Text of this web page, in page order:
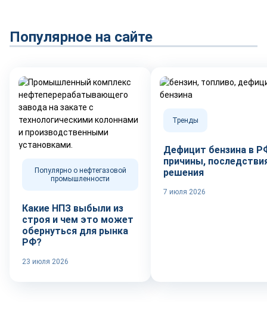
Популярное на сайте
Популярно о нефтегазовой
промышленности
Какие НПЗ выбыли из
строя и чем это может
обернуться для рынка
РФ?
23 июля 2026
Тренды
Дефицит бензина в
причины,
решения
7 июля 2026